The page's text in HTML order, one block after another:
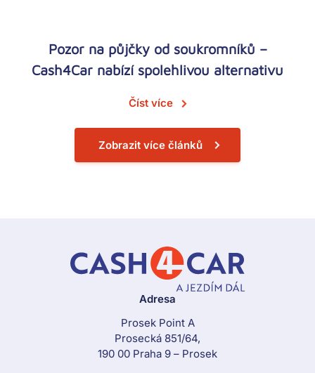
Pozor na půjčky od soukromníků –
Cash4Car nabízí spolehlivou alternativu
Číst více
Zobrazit více článků
Adresa
Prosek Point A
Prosecká 851/64,
190 00 Praha 9 – Prosek